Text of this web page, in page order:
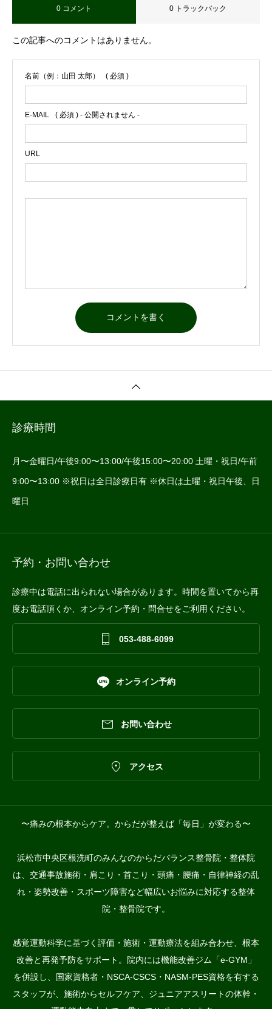
0 コメント 0 トラックバック
この記事へのコメントはありません。
名前（例：山田 太郎） ( 必須 )
E-MAIL ( 必須 ) - 公開されません -
URL
診療時間
月〜金曜日/午後9:00〜13:00/午後15:00〜20:00 土曜・祝日/午前
9:00〜13:00 ※祝日は全日診療日有 ※休日は土曜・祝日午後、日
曜日
予約・お問い合わせ
診療中は電話に出られない場合があります。時間を置いてから再
度お電話頂くか、オンライン予約・問合せをご利用ください。
 053-488-6099
 オンライン予約
 お問い合わせ
 アクセス
〜痛みの根本からケア。からだが整えば「毎日」が変わる〜
浜松市中央区根洗町のみんなのからだバランス整骨院・整体院
は、交通事故施術・肩こり・首こり・頭痛・腰痛・自律神経の乱
れ・姿勢改善・スポーツ障害など幅広いお悩みに対応する整体
院・整骨院です。
感覚運動科学に基づく評価・施術・運動療法を組み合わせ、根本
改善と再発予防をサポート。院内には機能改善ジム「e-GYM」
を併設し、国家資格者・NSCA-CSCS・NASM-PES資格を有する
スタッフが、施術からセルフケア、ジュニアアスリートの体幹・